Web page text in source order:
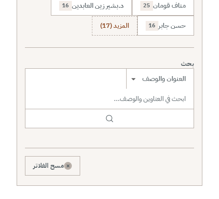
مناف قومان 25 د.بشير زين العابدين 16
حسن جابر 16 المزيد (17)
بحث
نطاق البحث
× مسح الفلاتر